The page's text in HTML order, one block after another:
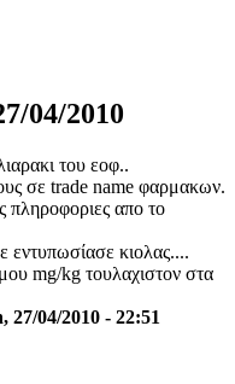
04/2010
του εοφ..
σε trade name φαρμακων.
πληροφοριες απο το
εντυπωσίασε κιολας....
mg/kg τουλαχιστον στα
27/04/2010 - 22:51